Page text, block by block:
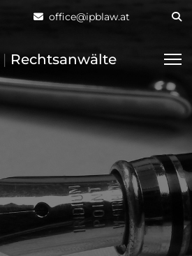
office@ipblaw.at
| Rechtsanwälte